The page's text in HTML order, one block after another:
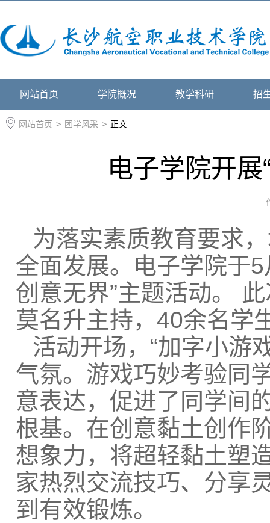
网站首页 学院概况 教学科研 招
网站首页 > 团学风采 > 正文
电子学院开
为落实素质教育要求
全面发展。电子学院于
创意无界”主题活动。
莫名升主持，40余名学
活动开场，“加字小游
气氛。游戏巧妙考验同
意表达，促进了同学间
根基。在创意黏土创作
想象力，将超轻黏土塑
家热烈交流技巧、分享
到有效锻炼。